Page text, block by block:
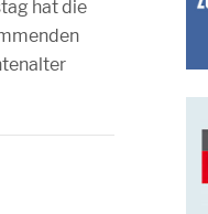
hat die